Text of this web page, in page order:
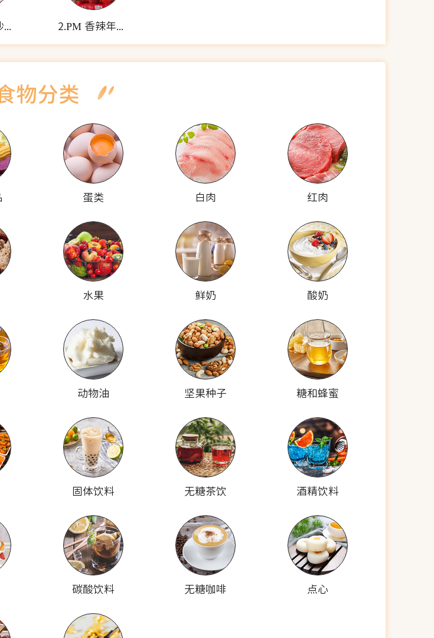
2.PM 韩式炒年糕(碗装) 2.PM 香辣年糕(袋装)
蛋类 白肉 红肉
水果 鲜奶 酸奶
动物油 坚果种子 糖和蜂蜜
固体饮料 无糖茶饮 酒精饮料
碳酸饮料 无糖咖啡 点心